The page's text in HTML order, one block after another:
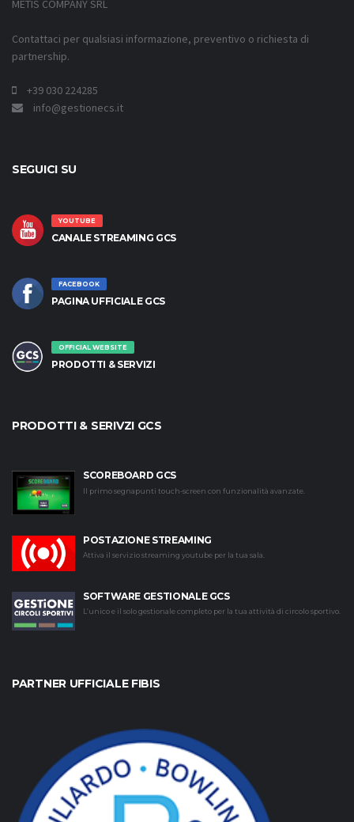
METIS COMPANY SRL
Contattaci per qualsiasi informazione, preventivo o richiesta di
partnership.
+39 030 224285
info@gestionecs.it
SEGUICI SU
YOUTUBE
CANALE STREAMING GCS
FACEBOOK
PAGINA UFFICIALE GCS
OFFICIAL WEBSITE
PRODOTTI & SERVIZI
PRODOTTI & SERIVZI GCS
SCOREBOARD GCS
Il primo segnapunti touch-screen con funzionalità avanzate.
POSTAZIONE STREAMING
Attiva il servizio streaming youtube per la tua sala.
SOFTWARE GESTIONALE GCS
L’unico e il solo gestionale completo per la tua attività di circolo sportivo.
PARTNER UFFICIALE FIBIS